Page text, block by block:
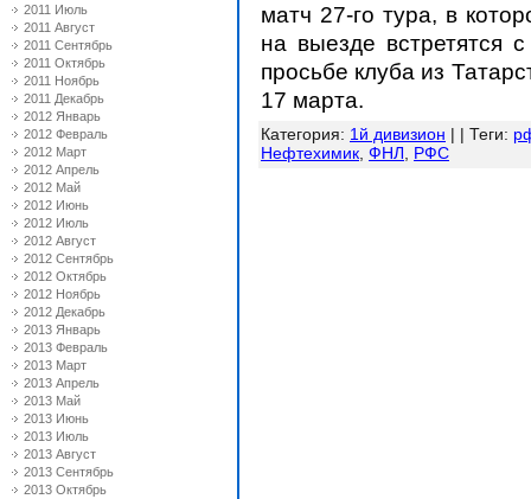
2011 Июль
2011 Август
2011 Сентябрь
2011 Октябрь
2011 Ноябрь
2011 Декабрь
2012 Январь
2012 Февраль
2012 Март
2012 Апрель
2012 Май
2012 Июнь
2012 Июль
2012 Август
2012 Сентябрь
2012 Октябрь
2012 Ноябрь
2012 Декабрь
2013 Январь
2013 Февраль
2013 Март
2013 Апрель
2013 Май
2013 Июнь
2013 Июль
2013 Август
2013 Сентябрь
2013 Октябрь
матч 27-го тура, в
на выезде встретятся
просьбе клуба из
17 марта.
Категория: 1й дивизион | | Теги:
Нефтехимик ФНЛ РФС